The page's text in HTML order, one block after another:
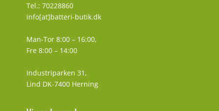
Tel.: 70228860
info[at]batteri-butik.dk
Man-Tor 8:00 – 16:00,
Fre 8:00 – 14:00
Industriparken 31,
Lind DK-7400 Herning